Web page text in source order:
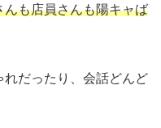
んも店員さんも陽キャば
だったり、会話どんど